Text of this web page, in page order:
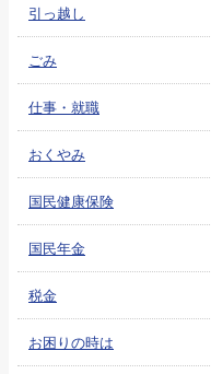
引っ越し
ごみ
仕事・就職
おくやみ
国民健康保険
国民年金
税金
お困りの時は